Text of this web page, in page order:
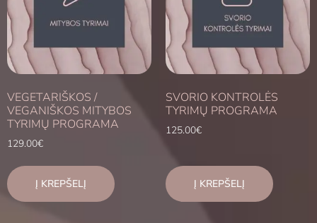
VEGETARIŠKOS /
VEGANIŠKOS MITYBOS
TYRIMŲ PROGRAMA
129.00€
Į KREPŠELĮ
SVORIO KONTROLĖS
TYRIMŲ PROGRAMA
125.00€
Į KREPŠELĮ